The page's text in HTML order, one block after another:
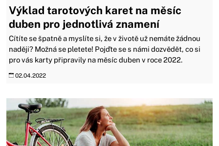
Výklad tarotových karet na měsíc
duben pro jednotlivá znamení
Cítíte se špatně a myslíte si, že v životě už nemáte žádnou
naději? Možná se pletete! Pojďte se s námi dozvědět, co si
pro vás karty připravily na měsíc duben v roce 2022.
02.04.2022